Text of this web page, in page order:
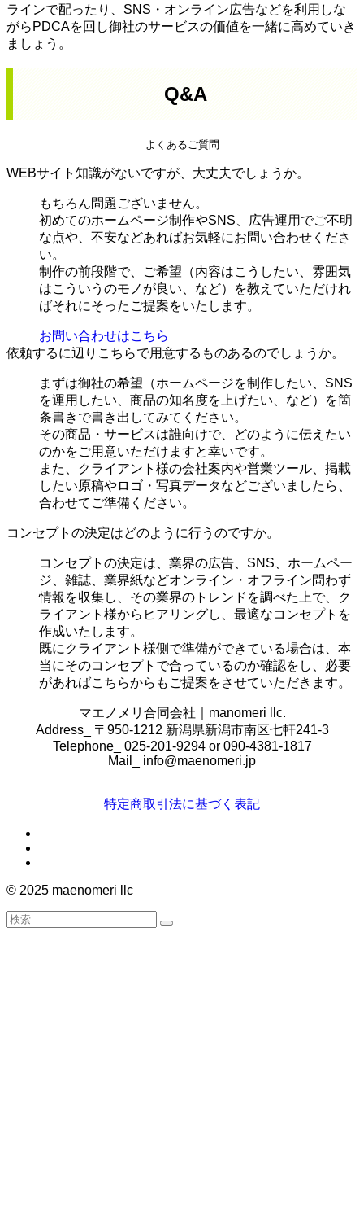
ラインで配ったり、SNS・オンライン広告などを利用しな
がらPDCAを回し御社のサービスの価値を一緒に高めていき
ましょう。
Q&A
よくあるご質問
WEBサイト知識がないですが、大丈夫でしょうか。
もちろん問題ございません。
初めてのホームページ制作やSNS、広告運用でご不明
な点や、不安などあればお気軽にお問い合わせくださ
い。
制作の前段階で、ご希望（内容はこうしたい、雰囲気
はこういうのモノが良い、など）を教えていただけれ
ばそれにそったご提案をいたします。
お問い合わせはこちら
依頼するに辺りこちらで用意するものあるのでしょうか。
まずは御社の希望（ホームページを制作したい、SNS
を運用したい、商品の知名度を上げたい、など）を箇
条書きで書き出してみてください。
その商品・サービスは誰向けで、どのように伝えたい
のかをご用意いただけますと幸いです。
また、クライアント様の会社案内や営業ツール、掲載
したい原稿やロゴ・写真データなどございましたら、
合わせてご準備ください。
コンセプトの決定はどのように行うのですか。
コンセプトの決定は、業界の広告、SNS、ホームペー
ジ、雑誌、業界紙などオンライン・オフライン問わず
情報を収集し、その業界のトレンドを調べた上で、ク
ライアント様からヒアリングし、最適なコンセプトを
作成いたします。
既にクライアント様側で準備ができている場合は、本
当にそのコンセプトで合っているのか確認をし、必要
があればこちらからもご提案をさせていただきます。
マエノメリ合同会社｜manomeri llc.
Address_ 〒950-1212 新潟県新潟市南区七軒241-3
Telephone_ 025-201-9294 or 090-4381-1817
Mail_ info@maenomeri.jp
特定商取引法に基づく表記
© 2025 maenomeri llc